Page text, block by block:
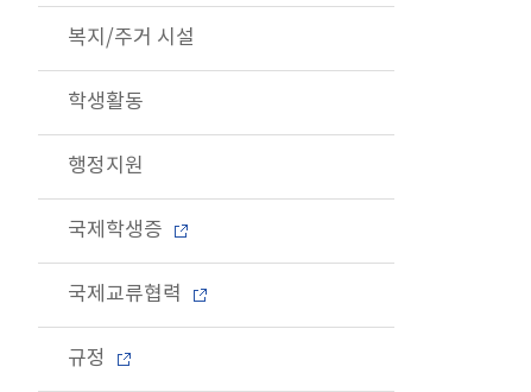
복지/주거 시설
학생활동
행정지원
국제학생증
국제교류협력
규정